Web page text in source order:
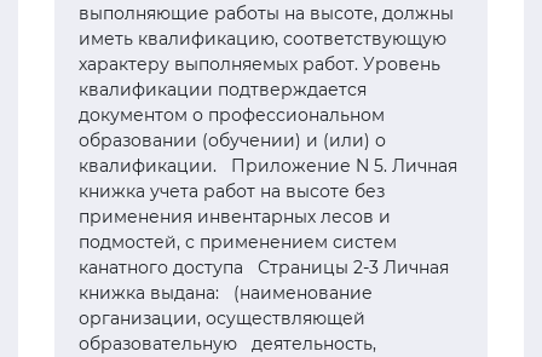
выполняющие работы на высоте, должны
иметь квалификацию, соответствующую
характеру выполняемых работ. Уровень
квалификации подтверждается
документом о профессиональном
образовании (обучении) и (или) о
квалификации. Приложение N 5. Личная
книжка учета работ на высоте без
применения инвентарных лесов и
подмостей, с применением систем
канатного доступа Страницы 2-3 Личная
книжка выдана: (наименование
организации, осуществляющей
образовательную деятельность,